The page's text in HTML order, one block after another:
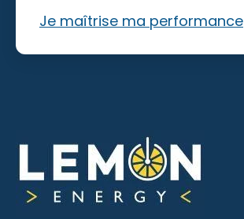
Je maîtrise ma performance